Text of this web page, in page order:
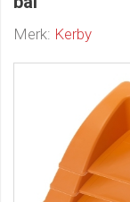
Merk: Kerby